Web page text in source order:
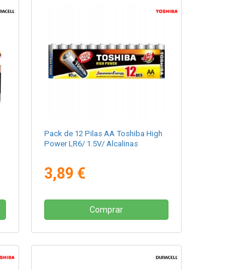
Pack de 12 Pilas AA Toshiba High
Power LR6/ 1.5V/ Alcalinas
3,89 €
Comprar